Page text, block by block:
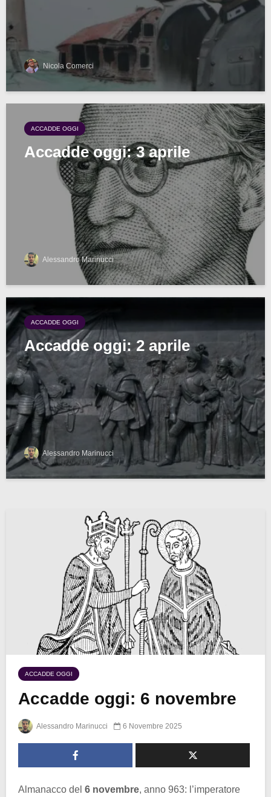
Nicola Comerci
ACCADDE OGGI
Accadde oggi: 3 aprile
Alessandro Marinucci
ACCADDE OGGI
Accadde oggi: 2 aprile
Alessandro Marinucci
ACCADDE OGGI
Accadde oggi: 6 novembre
Alessandro Marinucci 6 Novembre 2025
Almanacco del 6 novembre, anno 963: l’imperatore